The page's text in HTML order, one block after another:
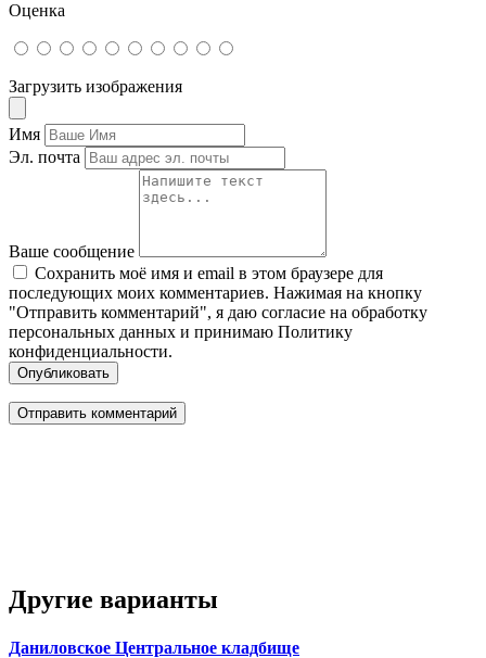
Оценка
Загрузить изображения
Имя
Эл. почта
Ваше сообщение
Сохранить моё имя и email в этом браузере для
последующих моих комментариев. Нажимая на кнопку
"Отправить комментарий", я даю согласие на обработку
персональных данных и принимаю Политику
конфиденциальности.
Опубликовать
Другие варианты
Даниловское Центральное кладбище